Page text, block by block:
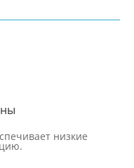
низкие